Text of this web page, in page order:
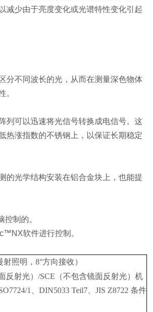
减少由于亮度变化或光谱特性变化引起
分不同波长的光，从而在测量深色物体
。
列可以迅速将光信号转换成电信号。这
热涨指数的不锈钢上，以保证长期稳定
的光学结构安装在铝合金块上，也能提
控制的。
软件进行控制。
射照明，8°方向接收）
反射光）/SCE （不包含镜面反射光）机
1 、DIN5033 Teil7 、JIS Z8722条件